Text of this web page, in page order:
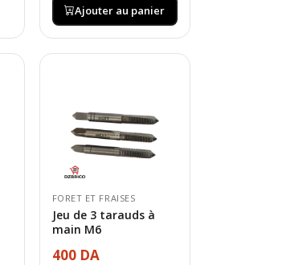
Ajouter au panier
FORET ET FRAISES
Jeu de 3 tarauds à
main M6
400 DA